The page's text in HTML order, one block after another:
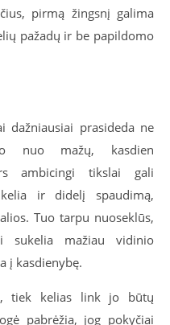
pirmą žingsnį galima
pažadų ir be papildomo
dažniausiai prasideda ne
nuo mažų, kasdien
ambicingi tikslai gali
ir didelį spaudimą,
Tuo tarpu nuoseklūs,
sukelia mažiau vidinio
į kasdienybę.
tiek kelias link jo būtų
pabrėžia, jog pokyčiai